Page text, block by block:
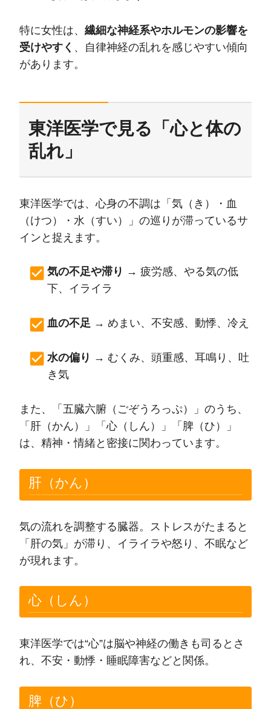
特に女性は、 繊細な神経系やホルモンの影響を
受けやすく 、自律神経の乱れを感じやすい傾向
があります。
東洋医学で見る「心と体の
乱れ」
東洋医学では、心身の不調は「気（き）・血
（けつ）・水（すい）」の巡りが滞っているサ
インと捉えます。
気の不足や滞り → 疲労感、やる気の低
下、イライラ
血の不足 → めまい、不安感、動悸、冷え
水の偏り → むくみ、頭重感、耳鳴り、吐
き気
また、「五臓六腑（ごぞうろっぷ）」のうち、
「肝（かん）」「心（しん）」「脾（ひ）」
は、精神・情緒と密接に関わっています。
肝（かん）
気の流れを調整する臓器。ストレスがたまると
「肝の気」が滞り、イライラや怒り、不眠など
が現れます。
心（しん）
東洋医学では“心”は脳や神経の働きも司るとさ
れ、不安・動悸・睡眠障害などと関係。
脾（ひ）